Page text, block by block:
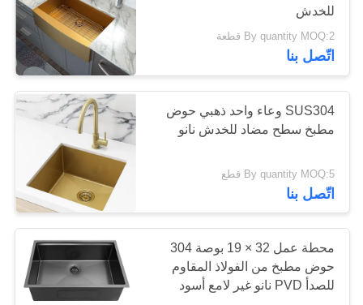
واحد بالوعة المطبخ
بالوعة
مزدوج السلطانية
بالوعة المطبخ
للخدش
By quantity MOQ:2 قطعة
اتّصل بنا
SUS304 وعاء واحد ذهبي حوض
مطبخ سطح مضاد للخدش نانو
By quantity MOQ:5 قطع
اتّصل بنا
محطة عمل 32 × 19 بوصة 304
حوض مطبخ من الفولاذ المقاوم
للصدأ PVD نانو غير لامع أسود